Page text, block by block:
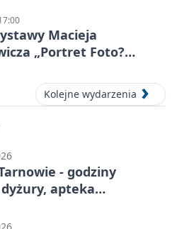
Macieja
„Portret Foto?
Kolejne wydarzenia
- godziny
apteka